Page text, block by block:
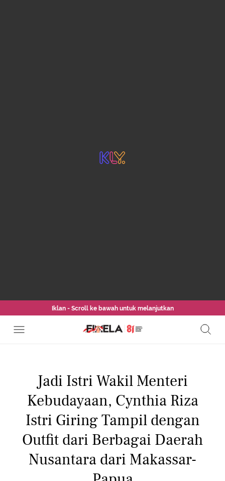
Iklan - Scroll ke bawah untuk melanjutkan
Jadi Istri Wakil Menteri
Kebudayaan, Cynthia Riza
Istri Giring Tampil dengan
Outfit dari Berbagai Daerah
Nusantara dari Makassar-